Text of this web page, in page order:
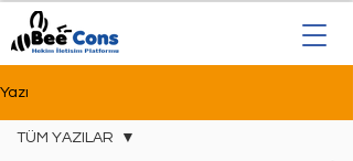
Yazı
TÜM YAZILAR